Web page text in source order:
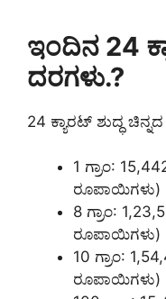
ಇಂದಿನ 24
ದರಗಳು.?
24 ಕ್ಯಾರಟ್ ಶುದ್ಧ
1 ಗ್ರಾಂ:
ರೂಪಾಯಿಗಳು)
8 ಗ್ರಾಂ:
ರೂಪಾಯಿಗಳು)
10 ಗ್ರಾಂ:
ರೂಪಾಯಿಗಳು)